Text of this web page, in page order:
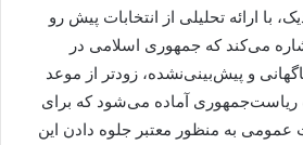
با ارائه تحلیلی از انتخابات پیش رو
می‌کند که جمهوری اسلامی در
و پیش‌بینی‌نشده، زودتر از موعد
ریاست‌جمهوری آماده می‌شود که برای
به منظور معتبر جلوه دادن این